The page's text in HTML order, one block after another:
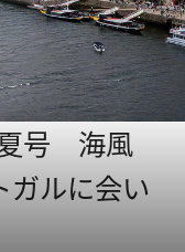
夏号 海風
ガルに会い